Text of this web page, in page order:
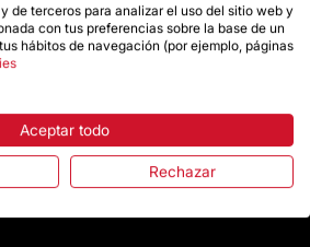
de compra
de terceros para analizar el uso del sitio web y
con tus preferencias sobre la base de un
hábitos de navegación (por ejemplo, páginas
Aceptar todo
Rechazar